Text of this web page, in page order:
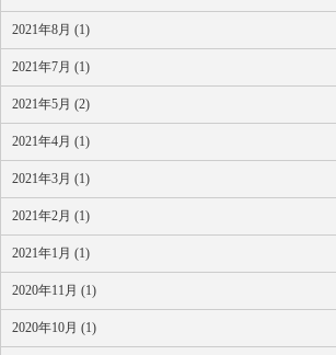
2021年8月 (1)
2021年7月 (1)
2021年5月 (2)
2021年4月 (1)
2021年3月 (1)
2021年2月 (1)
2021年1月 (1)
2020年11月 (1)
2020年10月 (1)